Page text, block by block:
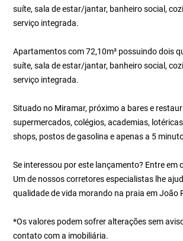
suíte, sala de estar/jantar, banheiro social,
serviço integrada.
Apartamentos com 72,10m² possuindo dois
suíte, sala de estar/jantar, banheiro social,
serviço integrada.
Situado no Miramar, próximo a bares e
supermercados, colégios, academias,
shops, postos de gasolina e apenas a 5
Se interessou por este lançamento? Entre em
Um de nossos corretores especialistas lhe
qualidade de vida morando na praia em João
*Os valores podem sofrer alterações sem
contato com a imobiliária.